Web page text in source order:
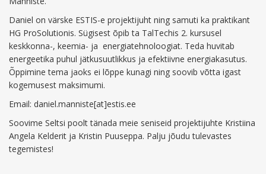
Daniel on värske ESTIS-e projektijuht ning samuti ka praktikant
HG ProSolutionis. Sügisest õpib ta TalTechis 2. kursusel
keskkonna-, keemia- ja energiatehnoloogiat. Teda huvitab
energeetika puhul jätkusuutlikkus ja efektiivne energiakasutus.
Õppimine tema jaoks ei lõppe kunagi ning soovib võtta igast
kogemusest maksimumi.
Email: daniel.manniste[at]estis.ee
Soovime Seltsi poolt tänada meie seniseid projektijuhte Kristiina
Angela Kelderit ja Kristin Puuseppa. Palju jõudu tulevastes
tegemistes!